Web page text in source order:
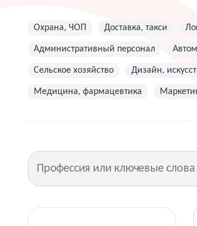
Охрана, ЧОП Доставка, такси
Административный персонал
Сельское хозяйство Дизайн,
Медицина, фармацевтика